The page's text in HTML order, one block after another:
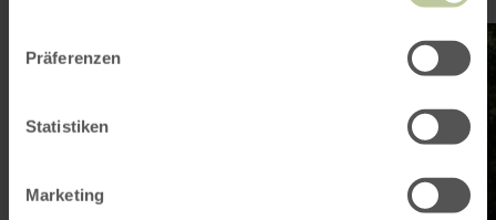
Präferenzen
Statistiken
Marketing
informatie
over: